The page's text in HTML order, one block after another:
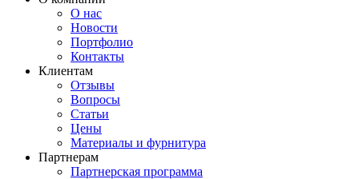
О нас
Новости
Портфолио
Контакты
Клиентам
Отзывы
Вопросы
Статьи
Цены
Материалы и фурнитура
Партнерам
Партнерская программа